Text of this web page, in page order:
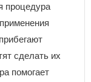
процедура
сделать их
помогает